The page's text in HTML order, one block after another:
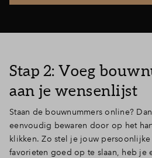
Stap 2: Voeg
aan je wensenlijst
Staan de bouwnummers online?
eenvoudig bewaren door op het
klikken. Zo stel je jouw
favorieten goed op te slaan, heb je